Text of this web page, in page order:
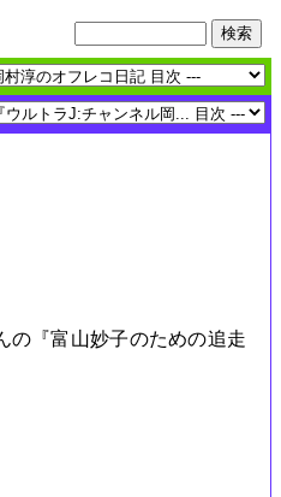
の『富山妙子のための追走